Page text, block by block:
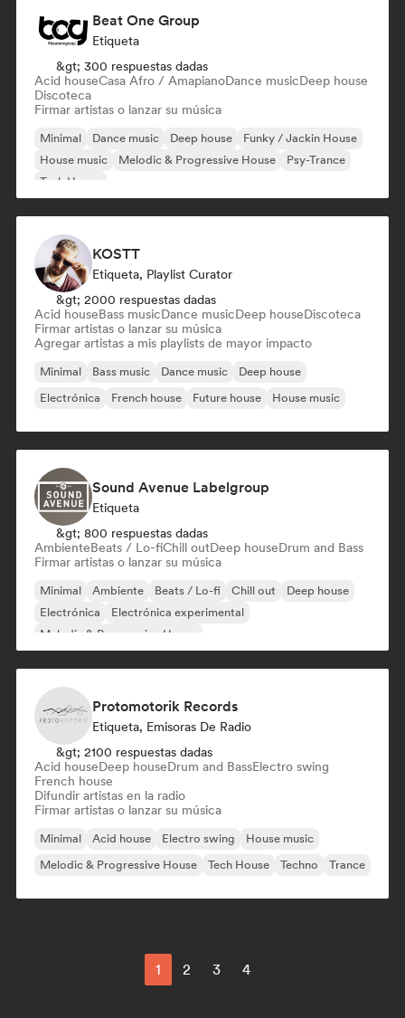
Beat One Group
Etiqueta
&gt; 300 respuestas dadas
Acid houseCasa Afro / AmapianoDance musicDeep house
Discoteca
Firmar artistas o lanzar su música
Minimal Dance music Deep house
Funky / Jackin House
House music
Melodic & Progressive House
Psy-Trance
Tech House
KOSTT
Etiqueta, Playlist Curator
&gt; 2000 respuestas dadas
Acid houseBass musicDance musicDeep houseDiscoteca
Firmar artistas o lanzar su música
Agregar artistas a mis playlists de mayor impacto
Minimal Bass music Dance music
Deep house
Electrónica
French house Future house House music
Sound Avenue Labelgroup
Etiqueta
&gt; 800 respuestas dadas
AmbienteBeats / Lo-fiChill outDeep houseDrum and Bass
Firmar artistas o lanzar su música
Minimal Ambiente Beats / Lo-fi Chill out
Deep house
Electrónica
Electrónica experimental
Melodic & Progressive House
Protomotorik Records
Etiqueta, Emisoras De Radio
&gt; 2100 respuestas dadas
Acid houseDeep houseDrum and BassElectro swing
French house
Difundir artistas en la radio
Firmar artistas o lanzar su música
Minimal Acid house Electro swing
House music
Melodic & Progressive House
Tech House Techno Trance
1 2 3 4